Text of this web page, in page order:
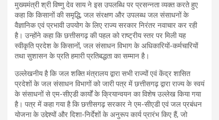
मुख्यमंत्री श्री विष्णु देव साय ने इस उपलब्धि पर प्रसन्नता व्यक्त करते हुए
कहा कि किसानों की समृद्धि, जल संरक्षण और उपलब्ध जल संसाधनों के
वैज्ञानिक एवं प्रभावी उपयोग के लिए राज्य सरकार निरंतर नवाचार कर रही
है। उन्होंने कहा कि छत्तीसगढ़ की पहल को राष्ट्रीय स्तर पर मिली यह
स्वीकृति प्रदेश के किसानों, जल संसाधन विभाग के अधिकारियों-कर्मचारियों
तथा सुशासन के प्रति हमारी प्रतिबद्धता का सम्मान है।
उल्लेखनीय है कि जल शक्ति मंत्रालय द्वारा सभी राज्यों एवं केंद्र शासित
प्रदेशों के जल संसाधन विभागों को जारी पत्र में छत्तीसगढ़ द्वारा राज्य के स्वयं
के संसाधनों से एम-सीएडी कार्यों के क्रियान्वयन का विशेष उल्लेख किया गया
है। पत्र में कहा गया है कि छत्तीसगढ़ सरकार ने एम-सीएडी एवं जल प्रबंधन
योजना के उद्देश्यों और दिशा-निर्देशों के अनुरूप कार्य प्रारंभ किए हैं, जो